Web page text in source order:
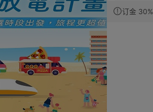
订金 30%